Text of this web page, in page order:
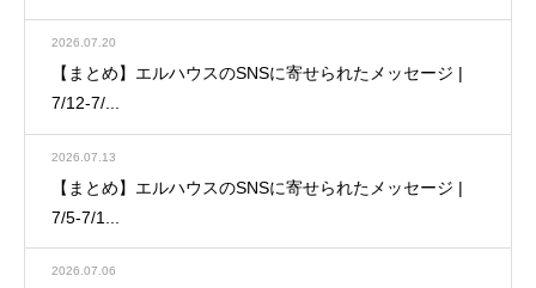
2026.07.20
【まとめ】エルハウスのSNSに寄せられたメッセージ |
7/12-7/...
2026.07.13
【まとめ】エルハウスのSNSに寄せられたメッセージ |
7/5-7/1...
2026.07.06